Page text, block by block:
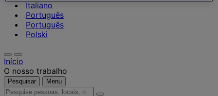
Italiano
Português
Português
Polski
Início
O nosso trabalho
Pesquisar Menu
Pesquise